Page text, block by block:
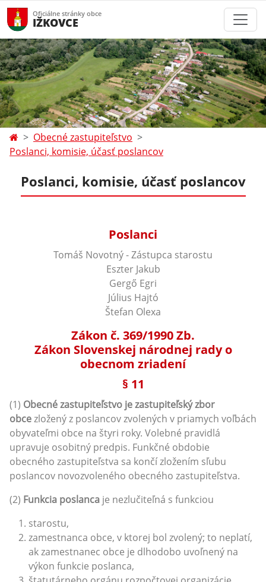
Oficiálne stránky obce
IŽKOVCE
Obecné zastupiteľstvo
Poslanci, komisie, účasť poslancov
Poslanci, komisie, účasť poslancov
Poslanci
Tomáš Novotný - Zástupca starostu
Eszter Jakub
Gergő Egri
Július Hajtó
Štefan Olexa
Zákon č. 369/1990 Zb.
Zákon Slovenskej národnej rady o
obecnom zriadení
§ 11
(1) Obecné zastupiteľstvo je zastupiteľský zbor
obcezložený z poslancov zvolených v priamych voľbách
obyvateľmi obce na štyri roky. Volebné pravidlá
upravuje osobitný predpis. Funkčné obdobie
obecného zastupiteľstva sa končí zložením sľubu
poslancov novozvoleného obecného zastupiteľstva.
(2) Funkcia poslanca je nezlučiteľná s funkciou
starostu,
zamestnanca obce, v ktorej bol zvolený; to neplatí,
ak zamestnanec obce je dlhodobo uvoľnený na
výkon funkcie poslanca,